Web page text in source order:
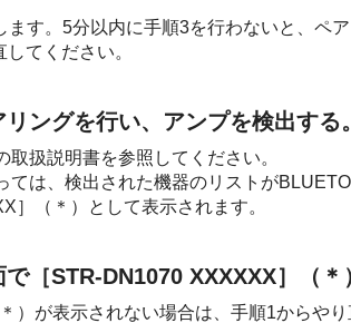
ます。5分以内に手順3を行わないと、ペ
てください。
ングを行い、アンプを検出する。
取扱説明書を参照してください。
ては、検出された機器のリストが
］（＊）として表示されます。
で［STR-DN1070 XXXXXX］（＊
）が表示されない場合は、手順1からやり